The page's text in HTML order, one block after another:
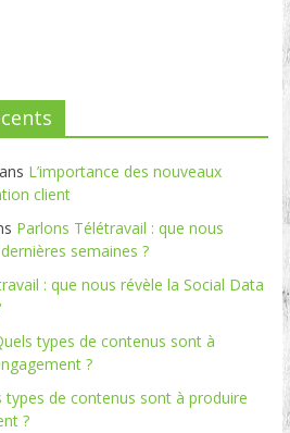
L’importance des nouveaux
client
Parlons Télétravail : que nous
semaines ?
: que nous révèle la Social Data
types de contenus sont à
?
types de contenus sont à produire
?